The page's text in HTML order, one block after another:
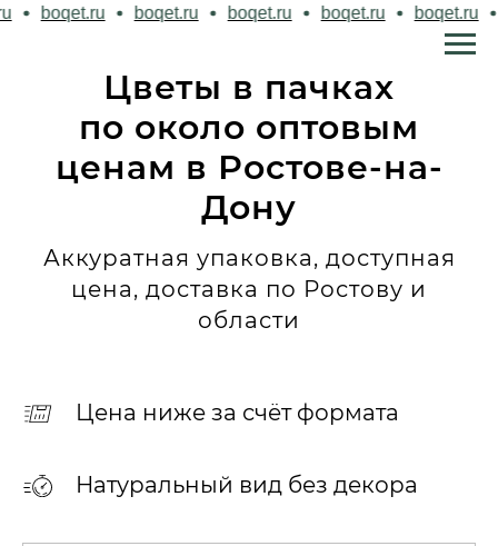
boqet.ru boqet.ru boqet.ru boqet.ru
Цветы в пачках
по около оптовым
ценам в Ростове-на-
Дону
Аккуратная упаковка, доступная
цена, доставка по Ростову и
области
Цена ниже за счёт формата
Натуральный вид без декора